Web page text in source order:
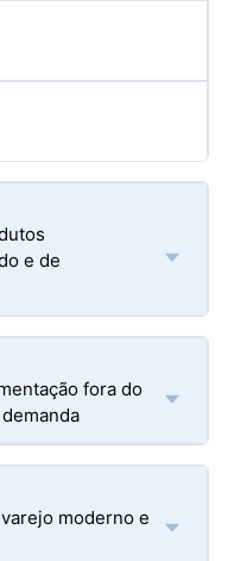
e de
fora do
moderno e